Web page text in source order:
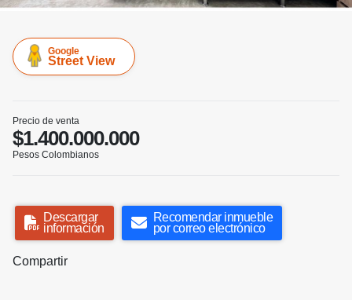
Google
Street View
Precio de venta
$1.400.000.000
Pesos Colombianos
Descargar
información
Recomendar inmueble
por correo electrónico
Compartir